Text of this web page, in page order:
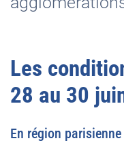
Les
28 au 30
En région parisienne